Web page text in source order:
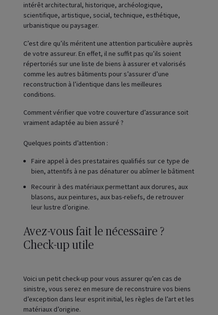
intérêt architectural, historique, archéologique,
scientifique, artistique, social, technique, esthétique,
urbanistique ou paysager.
C’est dire qu’ils méritent une attention particulière auprès
de votre assureur. En effet, il ne suffit pas qu’ils soient
répertoriés sur une liste de biens à assurer et valorisés
comme les autres bâtiments pour s’assurer d’une
reconstruction à l’identique dans les meilleures
conditions.
Comment vérifier que votre couverture d’assurance soit
vraiment adaptée au bien assuré ?
Quelques points d’attention :
Faire appel à des prestataires qualifiés sur ce type de
bien, attentifs à ne pas dénaturer ou abîmer le bâtiment
Recourir à des matériaux permettant aux dorures, aux
blasons, aux peintures, aux bas-reliefs, de retrouver
leur lustre d’origine.
Avez-vous fait le nécessaire ?
Check-up utile
Voici un petit check-up pour vous assurer qu’en cas de
sinistre, vous serez en mesure de reconstruire vos biens
d’exception dans leur esprit initial, les règles de l’art et les
matériaux d’origine.